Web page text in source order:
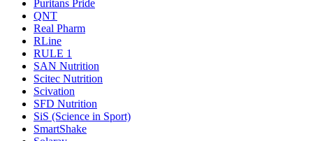
Puritans Pride
QNT
Real Pharm
RLine
RULE 1
SAN Nutrition
Scitec Nutrition
Scivation
SFD Nutrition
SiS (Science in Sport)
SmartShake